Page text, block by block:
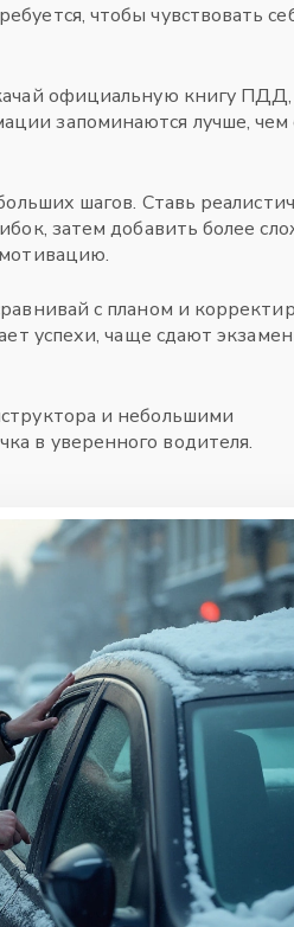
чтобы чувствовать
официальную книгу
запоминаются лучше, чем
шагов. Ставь
затем добавить более
с планом и
успехи, чаще сдают
и небольшими
в уверенного водителя.